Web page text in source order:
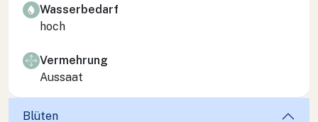
Wasserbedarf
hoch
Vermehrung
Aussaat
Blüten